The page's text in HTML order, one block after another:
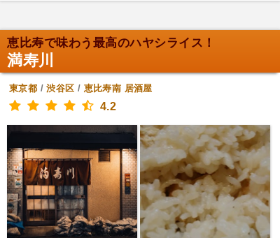
恵比寿で味わう最高のハヤシライス！
満寿川
東京都 /渋谷区 / 恵比寿南 居酒屋
4.2